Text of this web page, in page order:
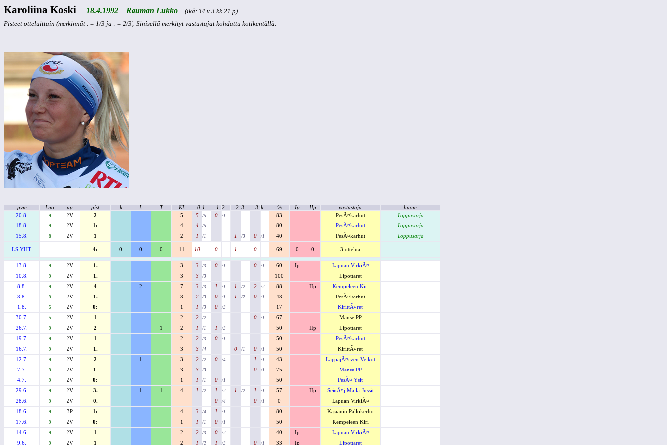
Karoliina Koski 18.4.1992 Rauman Lukko
(ikä: 34 v 3 kk 21 p)
Pisteet otteluittain (merkinnät . = 1/3 ja : = 2/3). Sinisellä merkityt vastustajat kohdattu kotikentällä.
pvm Lno up pist k L T KL 0-1 1-2 2-3 3-k % Ip IIp vastustaja
huom
20.8.
9 2V 2 5 5 /5 0 /1 83 PesÃ¤karhut
Loppusarja
18.8.
9 2V 1: 4 4 /5 80 PesÃ¤karhut
Loppusarja
15.8.
8 2V 1 2 1 /1 1 /3 0 /1 40 PesÃ¤karhut Loppusarja
LS YHT. 4: 0 0 0 11 10 0 1 0 69 0 0 3 ottelua
13.8. 9 2V 1. 3 3 /3 0 /1 0 /1 60 Ip
Lapuan VirkiÃ¤
10.8.
9 2V 1. 3 3 /3 100
Lipottaret
8.8.
9 2V 4 2 7 3 /3 1 /1 1 /2 2 /2 88 IIp
Kempeleen Kiri
3.8.
9 2V 1. 3 2 /3 0 /1 1 /2 0 /1 43
PesÃ¤karhut
1.8.
5 2V 0: 1 1 /3 0 /3 17
KirittÃ¤ret
30.7.
5 2V 1 2 2 /2 0 /1 67
Manse PP
26.7.
9 2V 2 1 2 1 /1 1 /3 50 IIp
Lipottaret
19.7.
9 2V 1 2 2 /3 0 /1 50
PesÃ¤karhut
16.7.
9 2V 1. 3 3 /4 0 /1 0 /1 50
KirittÃ¤ret
12.7.
9 2V 2 1 3 2 /2 0 /4 1 /1 43
LappajÃ¤rven Veikot
7.7.
9 2V 1. 3 3 /3 0 /1 75
Manse PP
4.7.
9 2V 0: 1 1 /1 0 /1 50
PesÃ¤ Ysit
29.6.
9 2V 3. 1 1 4 1 /2 1 /2 1 /2 1 /1 57 IIp
SeinÃ¤j Maila-Jussit
28.6.
9 2V 0. 0 /4 0 /1 0
Lapuan VirkiÃ¤
18.6.
9 3P 1: 4 3 /4 1 /1 80
Kajaanin Pallokerho
17.6.
9 2V 0: 1 1 /1 0 /1 50
Kempeleen Kiri
14.6.
9 2V 1 2 2 /3 0 /2 40 Ip
Lapuan VirkiÃ¤
9.6.
9 2V 1 2 1 /2 1 /3 0 /1 33 Ip Lipottaret